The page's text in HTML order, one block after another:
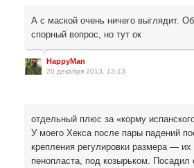
А с маской очень ничего выглядит.
спорный вопрос, но тут ок
HappyMan
20 декабря 2013, 13:13
отдельный плюс за «корму
У моего Хекса после пары падений
крепления регулировки размера —
пенопласта, под козырьком. Посадил